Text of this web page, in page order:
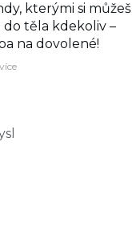
kterými si můžeš
do těla kdekoliv –⁠
na dovolené!